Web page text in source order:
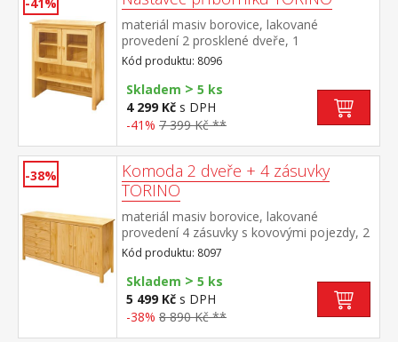
materiál masiv borovice, lakované
provedení 2 prosklené dveře, 1
police nástavec příborníku 8095
Kód produktu: 8096
Skladem > 5 ks
4 299 Kč s DPH
-41% 7 399 Kč **
-38%
Komoda 2 dveře + 4 zásuvky
TORINO
materiál masiv borovice, lakované
provedení 4 zásuvky s kovovými pojezdy, 2
plné dveře, 1 police
Kód produktu: 8097
Skladem > 5 ks
5 499 Kč s DPH
-38% 8 890 Kč **